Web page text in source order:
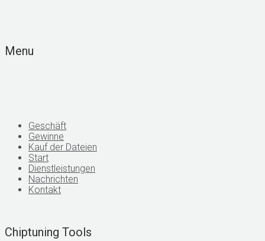
Menu
Geschäft
Gewinne
Kauf der Dateien
Start
Dienstleistungen
Nachrichten
Kontakt
Chiptuning Tools